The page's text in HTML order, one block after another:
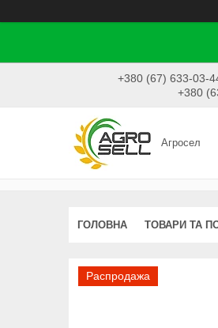
+380 (67) 633-03-
+380
Агросел
ГОЛОВНА ТОВАРИ ТА
Распродажа